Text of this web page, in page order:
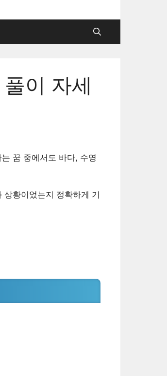
이 자세
꿈 중에서도 바다, 수영
황이었는지 정확하게 기